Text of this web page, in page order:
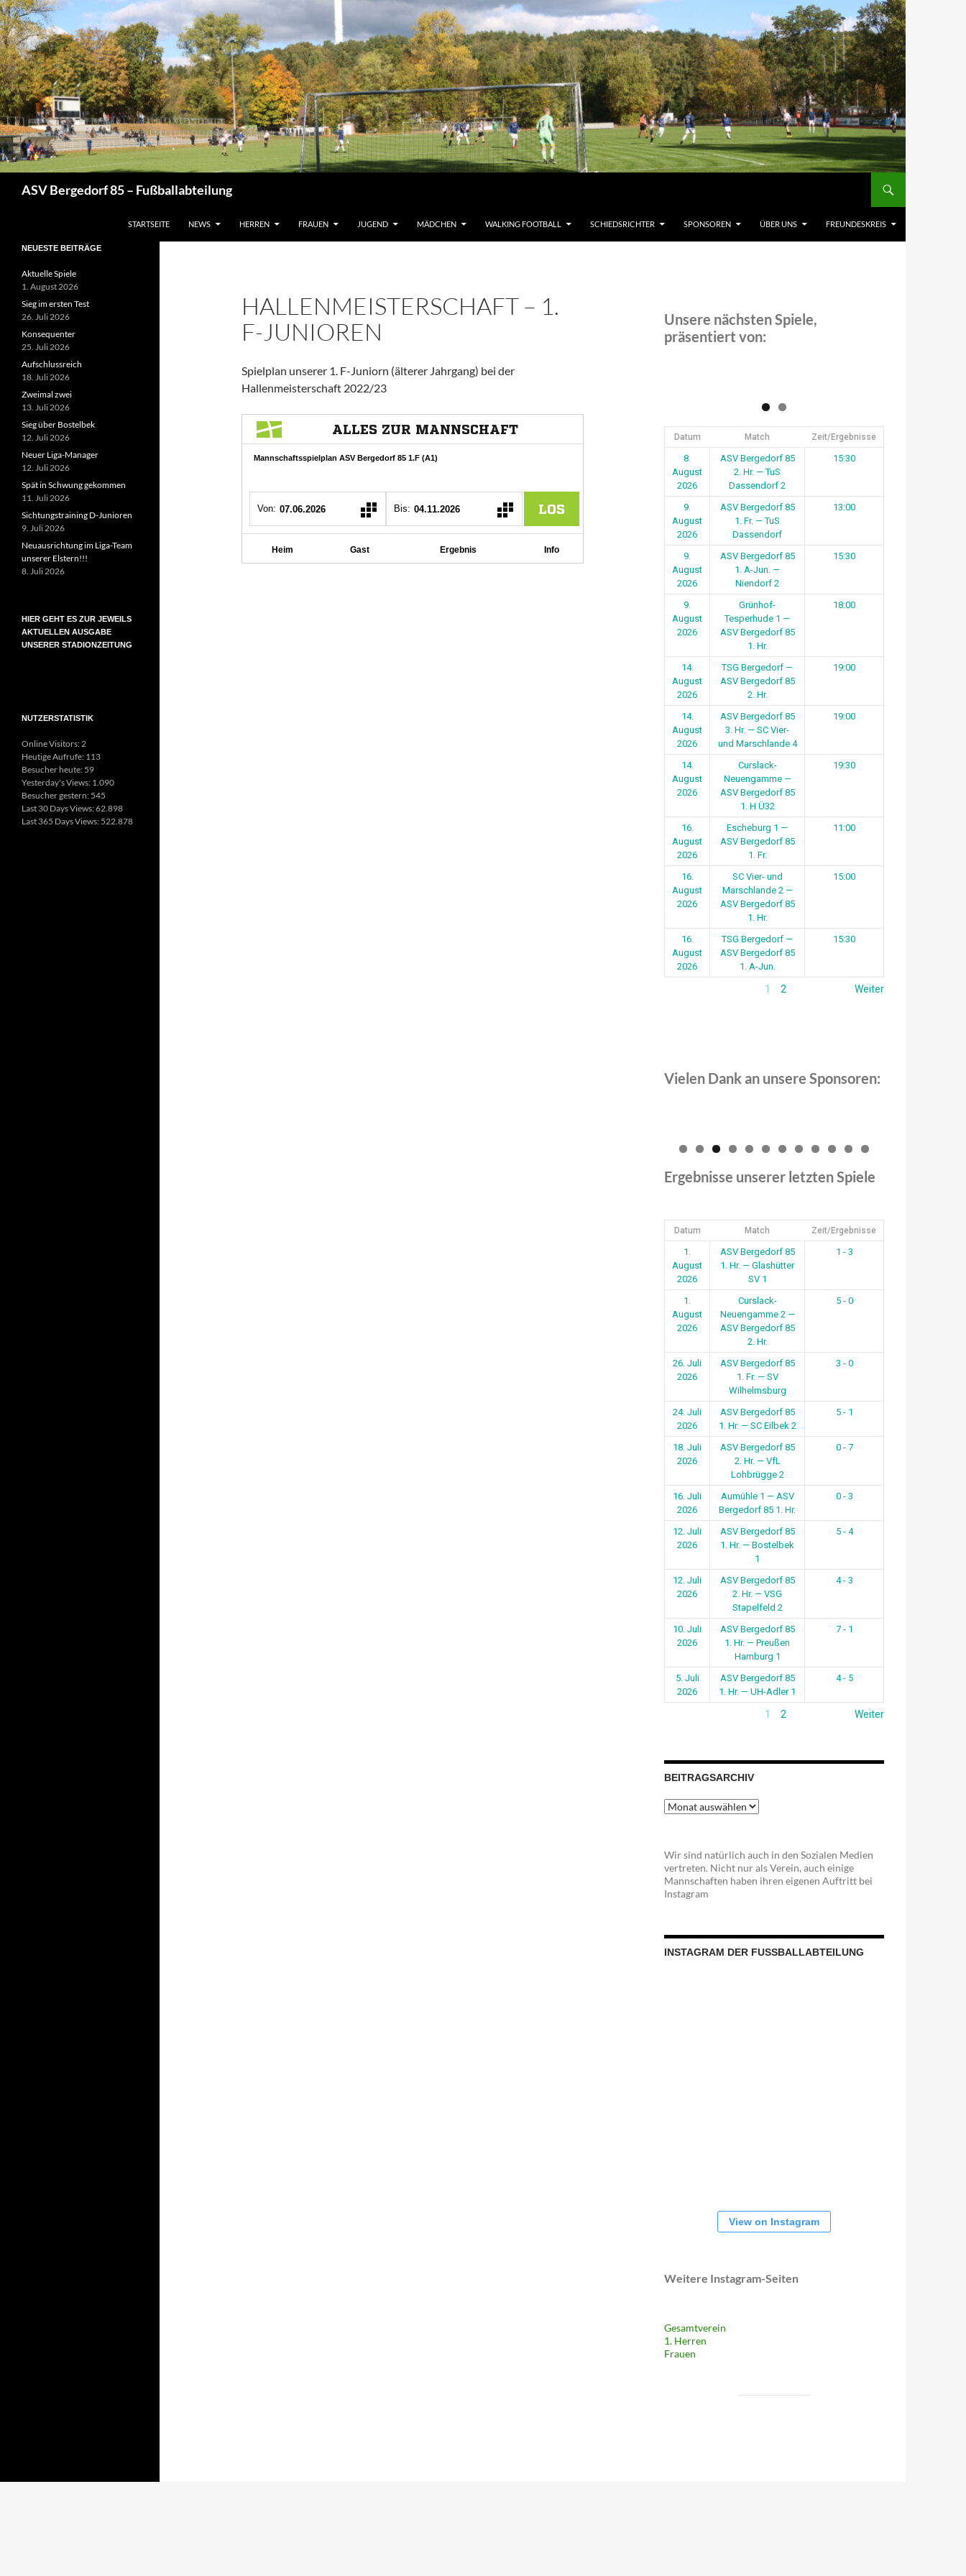
Zum
Inhalt
springen
ASV Bergedorf 85 – Fußballabteilung
STARTSEITE NEWS HERREN FRAUEN JUGEND MÄDCHEN WALKING FOOTBALL SCHIEDSRICHTER SPONSOREN ÜBER UNS FREUNDESKREIS
HALLENMEISTERSCHAFT – 1.
F-JUNIOREN
Spielplan unserer 1. F-Juniorn (älterer Jahrgang) bei der
Hallenmeisterschaft 2022/23
Unsere nächsten Spiele,
präsentiert von:
Datum Match Zeit/Ergebnisse
8.
August
2026
ASV Bergedorf 85
2. Hr. — TuS
Dassendorf 2
15:30
9.
August
2026
ASV Bergedorf 85
1. Fr. — TuS
Dassendorf
13:00
9.
August
2026
ASV Bergedorf 85
1. A-Jun. —
Niendorf 2
15:30
9.
August
2026
Grünhof-
Tesperhude 1 —
ASV Bergedorf 85
1. Hr.
18:00
14.
August
2026
TSG Bergedorf —
ASV Bergedorf 85
2. Hr.
19:00
14.
August
2026
ASV Bergedorf 85
3. Hr. — SC Vier-
und Marschlande 4
19:00
14.
August
2026
Curslack-
Neuengamme —
ASV Bergedorf 85
1. H Ü32
19:30
16.
August
2026
Escheburg 1 —
ASV Bergedorf 85
1. Fr.
11:00
16.
August
2026
SC Vier- und
Marschlande 2 —
ASV Bergedorf 85
1. Hr.
15:00
16.
August
2026
TSG Bergedorf —
ASV Bergedorf 85
1. A-Jun.
15:30
1 2 Weiter
Vielen Dank an unsere Sponsoren:
0 1 2
Ergebnisse unserer letzten Spiele
Datum Match Zeit/Ergebnisse
1.
August
2026
ASV Bergedorf 85
1. Hr. — Glashütter
SV 1
1 - 3
1.
August
2026
Curslack-
Neuengamme 2 —
ASV Bergedorf 85
2. Hr.
5 - 0
26. Juli
2026
ASV Bergedorf 85
1. Fr. — SV
Wilhelmsburg
3 - 0
24. Juli
2026
ASV Bergedorf 85
1. Hr. — SC Eilbek 2
5 - 1
18. Juli
2026
ASV Bergedorf 85
2. Hr. — VfL
Lohbrügge 2
0 - 7
16. Juli
2026
Aumühle 1 — ASV
Bergedorf 85 1. Hr.
0 - 3
12. Juli
2026
ASV Bergedorf 85
1. Hr. — Bostelbek
1
5 - 4
12. Juli
2026
ASV Bergedorf 85
2. Hr. — VSG
Stapelfeld 2
4 - 3
10. Juli
2026
ASV Bergedorf 85
1. Hr. — Preußen
Hamburg 1
7 - 1
5. Juli
2026
ASV Bergedorf 85
1. Hr. — UH-Adler 1
4 - 5
1 2 Weiter
BEITRAGSARCHIV
Beitragsarchiv
Wir sind natürlich auch in den Sozialen Medien
vertreten. Nicht nur als Verein, auch einige
Mannschaften haben ihren eigenen Auftritt bei
Instagram
INSTAGRAM DER FUSSBALLABTEILUNG
View on Instagram
Weitere Instagram-Seiten
Gesamtverein
1. Herren
Frauen
NEUESTE BEITRÄGE
Aktuelle Spiele
1. August 2026
Sieg im ersten Test
26. Juli 2026
Konsequenter
25. Juli 2026
Aufschlussreich
18. Juli 2026
Zweimal zwei
13. Juli 2026
Sieg über Bostelbek
12. Juli 2026
Neuer Liga-Manager
12. Juli 2026
Spät in Schwung gekommen
11. Juli 2026
Sichtungstraining D-Junioren
9. Juli 2026
Neuausrichtung im Liga-Team
unserer Elstern!!!
8. Juli 2026
HIER GEHT ES ZUR JEWEILS
AKTUELLEN AUSGABE
UNSERER STADIONZEITUNG
NUTZERSTATISTIK
Online Visitors:2
Heutige Aufrufe: 113
Besucher heute: 59
Yesterday's Views: 1.090
Besucher gestern: 545
Last 30 Days Views:62.898
Last 365 Days Views: 522.878